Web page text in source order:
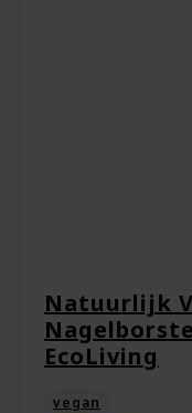
Natuurlijk
EcoLiving
vegan